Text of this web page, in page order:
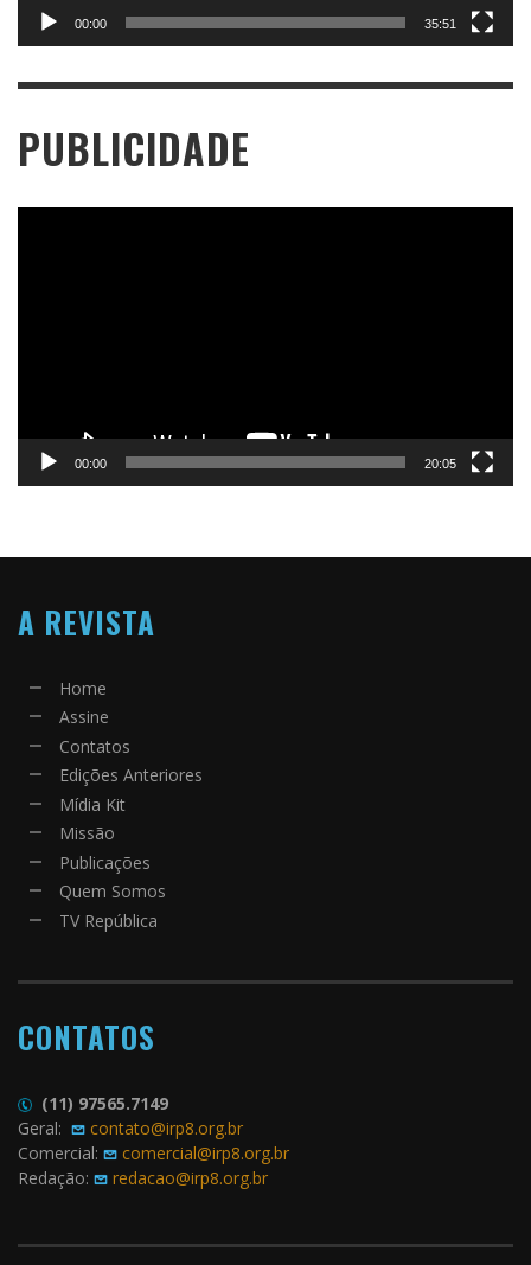
00:00 35:51
PUBLICIDADE
00:00 20:05
A REVISTA
Home
Assine
Contatos
Edições Anteriores
Mídia Kit
Missão
Publicações
Quem Somos
TV República
CONTATOS
(11) 97565.7149
Geral:
contato@irp8.org.br
Comercial:
comercial@irp8.org.br
Redação:
redacao@irp8.org.br